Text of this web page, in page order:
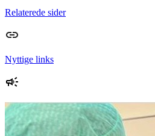
Relaterede sider
Nyttige links